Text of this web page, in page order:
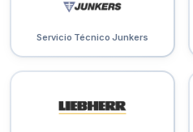
Servicio Técnico Junkers